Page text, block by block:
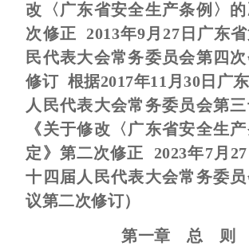
改〈广东省安全生产条例〉
次修正 2013年9月27日广东
民代表大会常务委员会第四
修订 根据2017年11月30日广
人民代表大会常务委员会第
《关于修改〈广东省安全生
定》第二次修正 2023年7月
十四届人民代表大会常务委
议第二次修订）
第一章 总 则